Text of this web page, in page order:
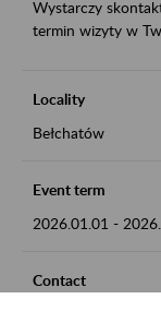
Wystarczy
termin wizyty w
Locality
Bełchatów
Event term
2026.01.01 -
Contact